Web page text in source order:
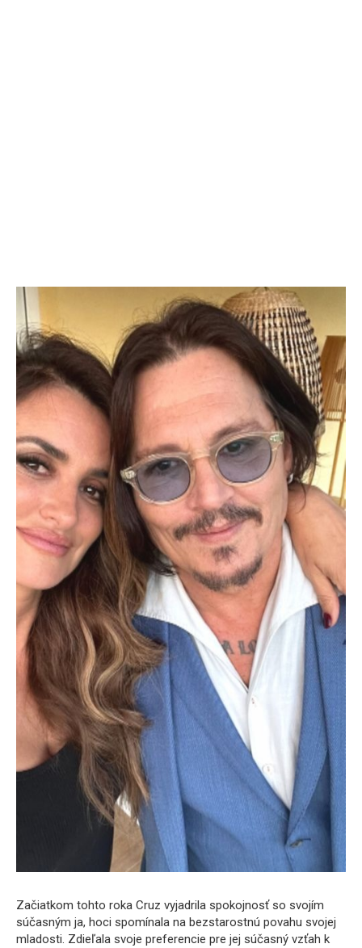
Začiatkom tohto roka Cruz vyjadrila spokojnosť so svojím
súčasným ja, hoci spomínala na bezstarostnú povahu svojej
mladosti. Zdieľala svoje preferencie pre jej súčasný vzťah k